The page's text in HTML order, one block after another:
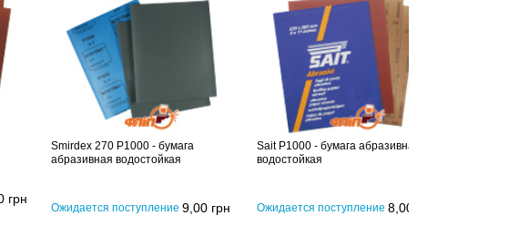
грн
Smirdex 270 P1000 - бумага
абразивная водостойкая
Ожидается поступление 9,00 грн
Sait P1000 - бумага абразивная
водостойкая
Ожидается поступление 8,00